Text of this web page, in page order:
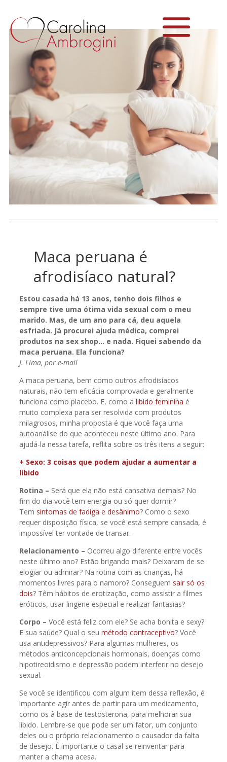
Maca peruana é
afrodisíaco natural?
Estou casada há 13 anos, tenho dois filhos e
sempre tive uma ótima vida sexual com o meu
marido. Mas, de um ano para cá, deu aquela
esfriada. Já procurei ajuda médica, comprei
produtos na sex shop… e nada. Fiquei sabendo da
maca peruana. Ela funciona?
J. Lima, por e-mail
A maca peruana, bem como outros afrodisíacos
naturais, não tem eficácia comprovada e geralmente
funciona como placebo. E, como a libido feminina é
muito complexa para ser resolvida com produtos
milagrosos, minha proposta é que você faça uma
autoanálise do que aconteceu neste último ano. Para
ajudá-la nessa tarefa, reflita sobre os três itens a seguir:
+ Sexo: 3 coisas que podem ajudar a aumentar a
libido
Rotina – Será que ela não está cansativa demais? No
fim do dia você tem energia ou só quer dormir?
Tem sintomas de fadiga e desânimo? Como o sexo
requer disposição física, se você está sempre cansada, é
impossível ter vontade de transar.
Relacionamento – Ocorreu algo diferente entre vocês
neste último ano? Estão brigando mais? Deixaram de se
elogiar ou admirar? Na rotina com as crianças, há
momentos livres para o namoro? Conseguem sair só os
dois? Têm hábitos de erotização, como assistir a filmes
eróticos, usar lingerie especial e realizar fantasias?
Corpo – Você está feliz com ele? Se acha bonita e sexy?
E sua saúde? Qual o seu método contraceptivo? Você
usa antidepressivos? Para algumas mulheres, os
métodos anticoncepcionais hormonais, doenças como
hipotireoidismo e depressão podem interferir no desejo
sexual.
Se você se identificou com algum item dessa reflexão, é
importante agir antes de partir para um medicamento,
como os à base de testosterona, para melhorar sua
libido. Lembre-se que pode ser um fator, um conjunto
deles ou o próprio relacionamento o causador da falta
de desejo. É importante o casal se reinventar para
manter a chama acesa.